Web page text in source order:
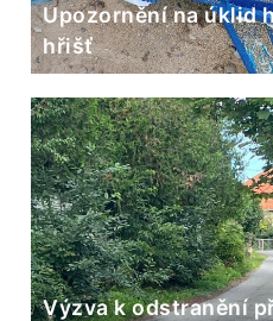
Upozornění na úklid
hřišť
Výzva k odstranění